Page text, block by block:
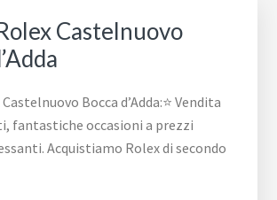
Castelnuovo
Bocca d’Adda:⭐ Vendita
fantastiche occasioni a prezzi
Acquistiamo Rolex di secondo